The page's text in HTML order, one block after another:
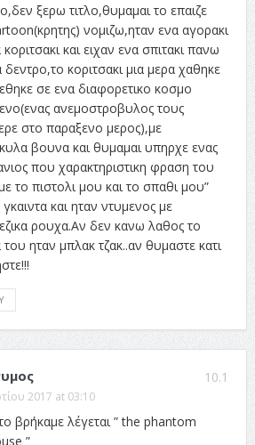
ξερω τιτλο,θυμαμαι το επαιζε
νομιζω,ηταν ενα αγορακι
και ειχαν ενα σπιτακι πανω
δεντρο,το κοριτσακι μια μερα χαθηκε
σε ενα διαφορετικο κοσμο
ανεμοστροβυλος τους
στο παραξενο μερος),με
βουνα και θυμαμαι υπηρχε ενας
που χαρακτηριστικη φραση του
το πιστολι μου και το σπαθι μου”
γκαιντα και ηταν ντυμενος με
ρουχα.Αν δεν κανω λαθος το
ηταν μπλακ τζακ..αν θυμαστε κατι
10.1
2017 at 03:10
βρήκαμε λέγεται ” the phantom
”